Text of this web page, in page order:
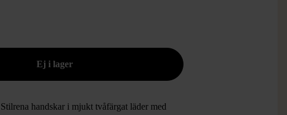
Stilrena handskar i mjukt tvåfärgat läder med